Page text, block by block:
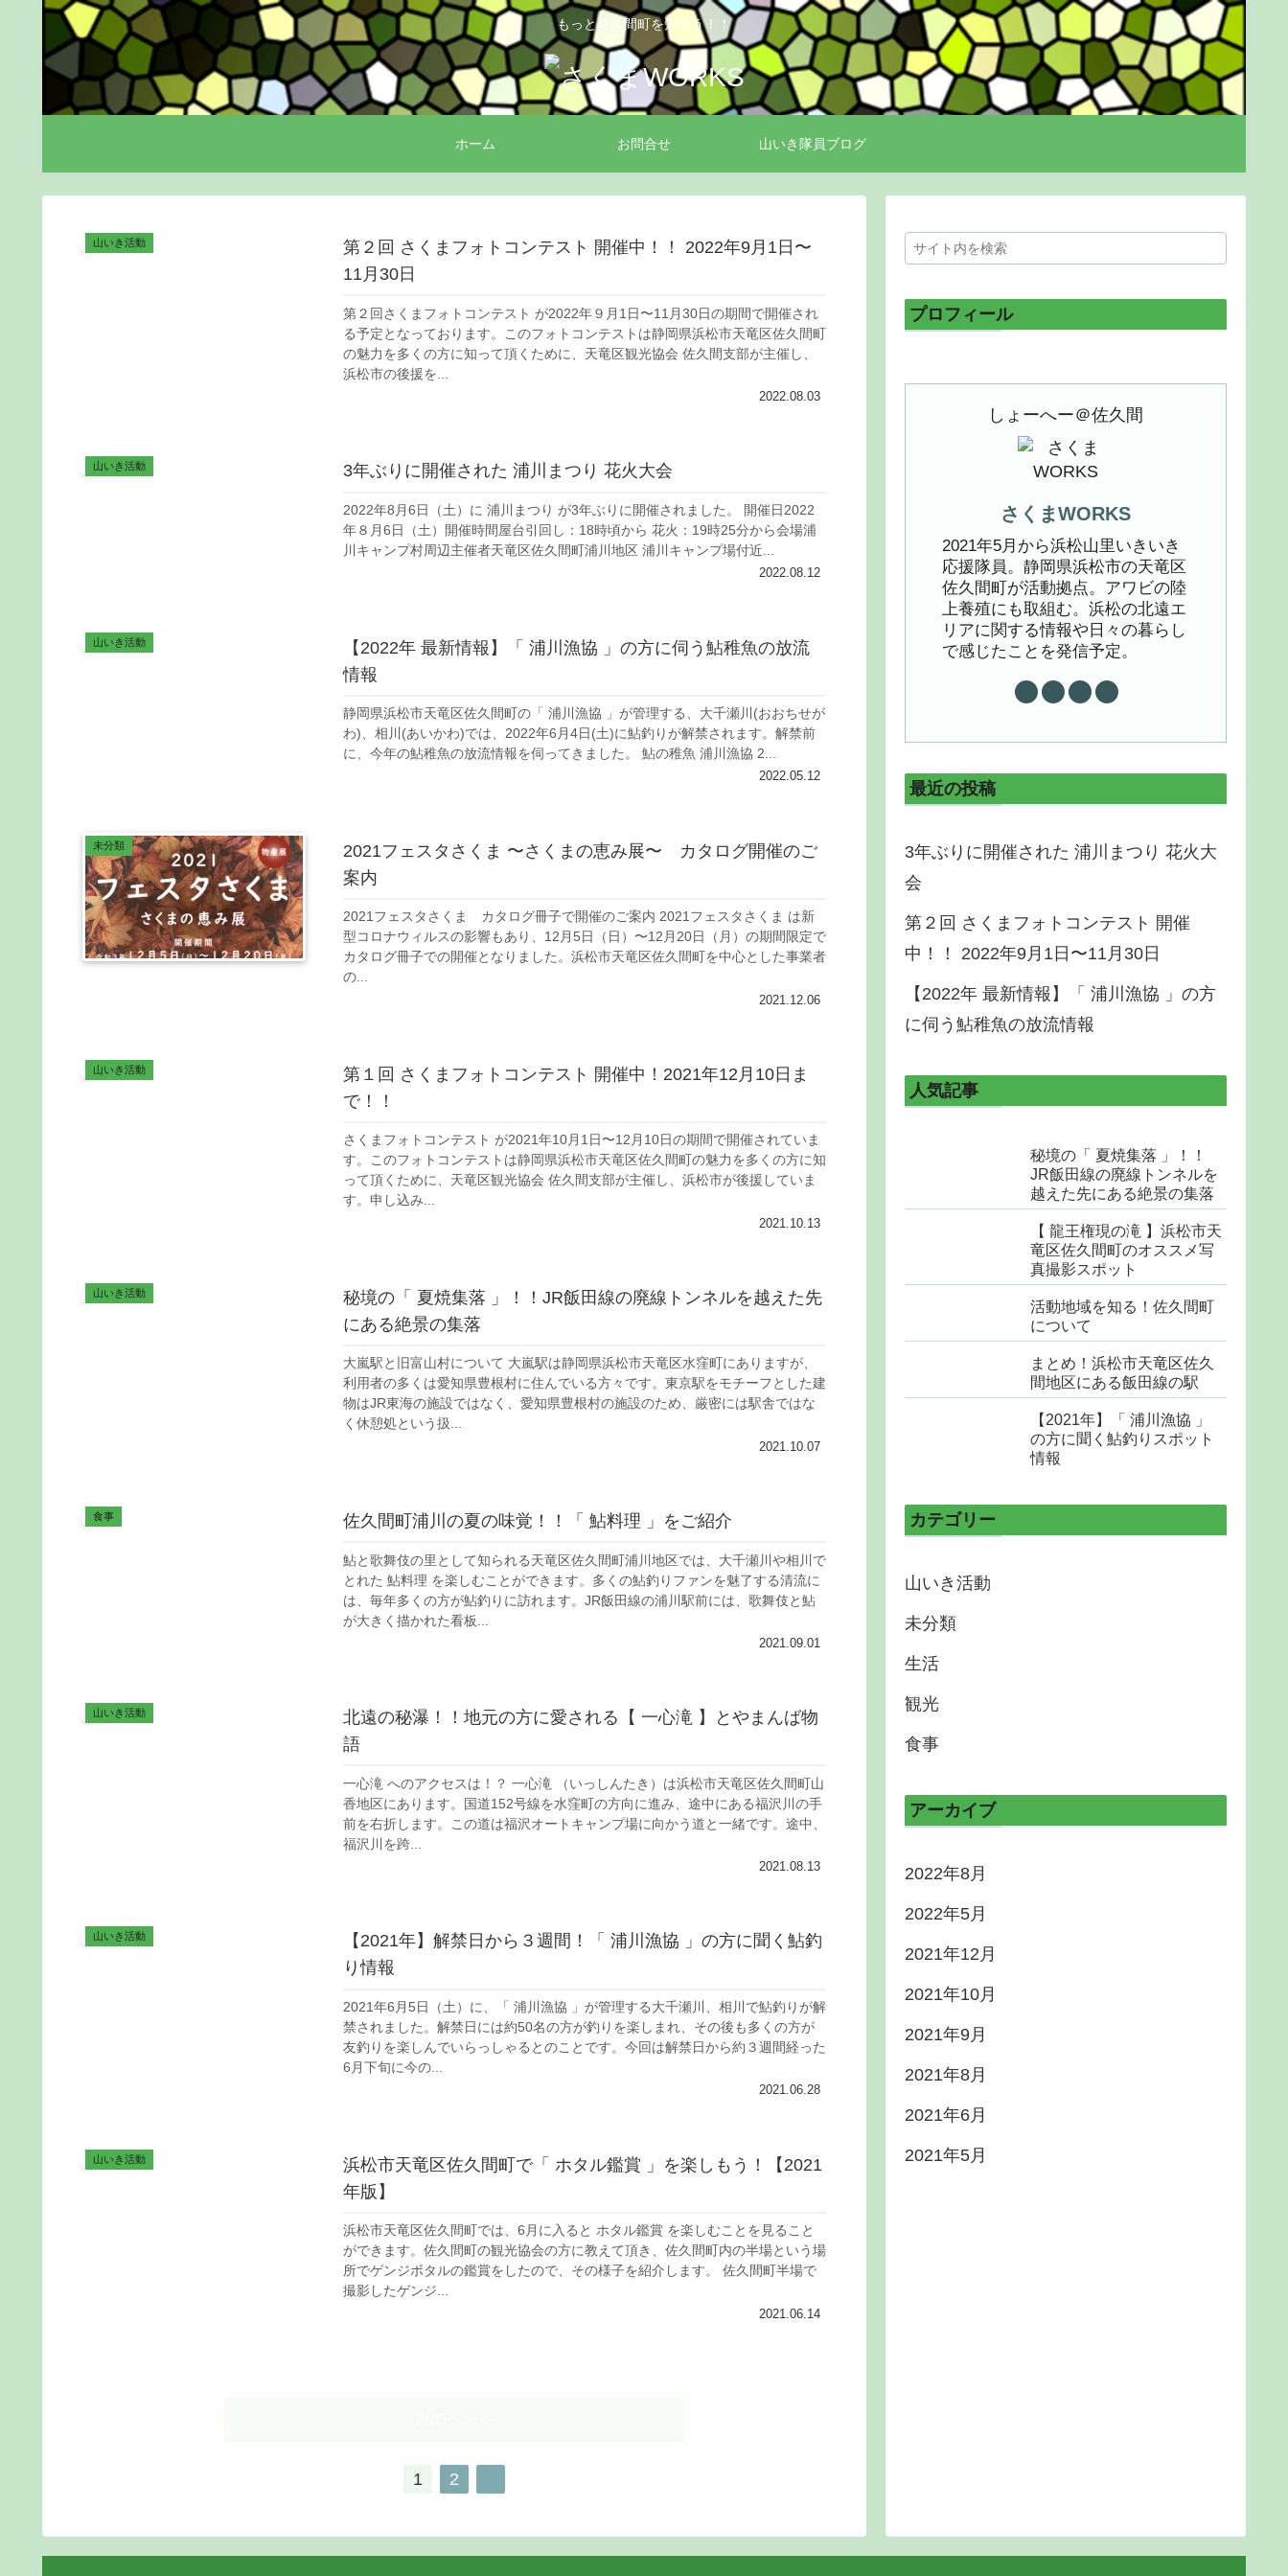
もっと佐久間町を知ろう！！
ホーム お問合せ 山いき隊員ブログ
山いき活動
第２回 さくまフォトコンテスト 開催中！！ 2022年9月1日〜
11月30日
第２回さくまフォトコンテスト が2022年９月1日〜11月30日の期間で開催され
る予定となっております。このフォトコンテストは静岡県浜松市天竜区佐久間町
の魅力を多くの方に知って頂くために、天竜区観光協会 佐久間支部が主催し、
浜松市の後援を...
2022.08.03
山いき活動 3年ぶりに開催された 浦川まつり 花火大会
2022年8月6日（土）に 浦川まつり が3年ぶりに開催されました。 開催日2022
年８月6日（土）開催時間屋台引回し：18時頃から 花火：19時25分から会場浦
川キャンプ村周辺主催者天竜区佐久間町浦川地区 浦川キャンプ場付近...
2022.08.12
山いき活動
【2022年 最新情報】「 浦川漁協 」の方に伺う鮎稚魚の放流
情報
静岡県浜松市天竜区佐久間町の「 浦川漁協 」が管理する、大千瀬川(おおちせが
わ)、相川(あいかわ)では、2022年6月4日(土)に鮎釣りが解禁されます。解禁前
に、今年の鮎稚魚の放流情報を伺ってきました。 鮎の稚魚 浦川漁協 2...
2022.05.12
未分類
2021フェスタさくま 〜さくまの恵み展〜 カタログ開催のご
案内
2021フェスタさくま カタログ冊子で開催のご案内 2021フェスタさくま は新
型コロナウィルスの影響もあり、12月5日（日）〜12月20日（月）の期間限定で
カタログ冊子での開催となりました。浜松市天竜区佐久間町を中心とした事業者
の...
2021.12.06
山いき活動
第１回 さくまフォトコンテスト 開催中！2021年12月10日ま
で！！
さくまフォトコンテスト が2021年10月1日〜12月10日の期間で開催されていま
す。このフォトコンテストは静岡県浜松市天竜区佐久間町の魅力を多くの方に知
って頂くために、天竜区観光協会 佐久間支部が主催し、浜松市が後援していま
す。申し込み...
2021.10.13
山いき活動
秘境の「 夏焼集落 」！！JR飯田線の廃線トンネルを越えた先
にある絶景の集落
大嵐駅と旧富山村について 大嵐駅は静岡県浜松市天竜区水窪町にありますが、
利用者の多くは愛知県豊根村に住んでいる方々です。東京駅をモチーフとした建
物はJR東海の施設ではなく、愛知県豊根村の施設のため、厳密には駅舎ではな
く休憩処という扱...
2021.10.07
食事 佐久間町浦川の夏の味覚！！「 鮎料理 」をご紹介
鮎と歌舞伎の里として知られる天竜区佐久間町浦川地区では、大千瀬川や相川で
とれた 鮎料理 を楽しむことができます。多くの鮎釣りファンを魅了する清流に
は、毎年多くの方が鮎釣りに訪れます。JR飯田線の浦川駅前には、歌舞伎と鮎
が大きく描かれた看板...
2021.09.01
山いき活動
北遠の秘瀑！！地元の方に愛される【 一心滝 】とやまんば物
語
一心滝 へのアクセスは！？ 一心滝 （いっしんたき）は浜松市天竜区佐久間町山
香地区にあります。国道152号線を水窪町の方向に進み、途中にある福沢川の手
前を右折します。この道は福沢オートキャンプ場に向かう道と一緒です。途中、
福沢川を跨...
2021.08.13
山いき活動
【2021年】解禁日から３週間！「 浦川漁協 」の方に聞く鮎釣
り情報
2021年6月5日（土）に、「 浦川漁協 」が管理する大千瀬川、相川で鮎釣りが解
禁されました。解禁日には約50名の方が釣りを楽しまれ、その後も多くの方が
友釣りを楽しんでいらっしゃるとのことです。今回は解禁日から約３週間経った
6月下旬に今の...
2021.06.28
山いき活動
浜松市天竜区佐久間町で「 ホタル鑑賞 」を楽しもう！【2021
年版】
浜松市天竜区佐久間町では、6月に入ると ホタル鑑賞 を楽しむことを見ること
ができます。佐久間町の観光協会の方に教えて頂き、佐久間町内の半場という場
所でゲンジボタルの鑑賞をしたので、その様子を紹介します。 佐久間町半場で
撮影したゲンジ...
2021.06.14
1 2
プロフィール
しょーへー＠佐久間
さくまWORKS
2021年5月から浜松山里いきいき
応援隊員。静岡県浜松市の天竜区
佐久間町が活動拠点。アワビの陸
上養殖にも取組む。浜松の北遠エ
リアに関する情報や日々の暮らし
で感じたことを発信予定。
最近の投稿
3年ぶりに開催された 浦川まつり 花火大
会
第２回 さくまフォトコンテスト 開催
中！！ 2022年9月1日〜11月30日
【2022年 最新情報】「 浦川漁協 」の方
に伺う鮎稚魚の放流情報
人気記事
秘境の「 夏焼集落 」！！
JR飯田線の廃線トンネルを
越えた先にある絶景の集落
【 龍王権現の滝 】浜松市天
竜区佐久間町のオススメ写
真撮影スポット
活動地域を知る！佐久間町
について
まとめ！浜松市天竜区佐久
間地区にある飯田線の駅
【2021年】「 浦川漁協 」
の方に聞く鮎釣りスポット
情報
カテゴリー
山いき活動
未分類
生活
観光
食事
アーカイブ
2022年8月
2022年5月
2021年12月
2021年10月
2021年9月
2021年8月
2021年6月
2021年5月